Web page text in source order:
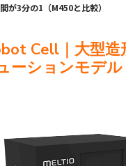
が3分の1（M450と比較）
Cell｜大型造
ーションモデル